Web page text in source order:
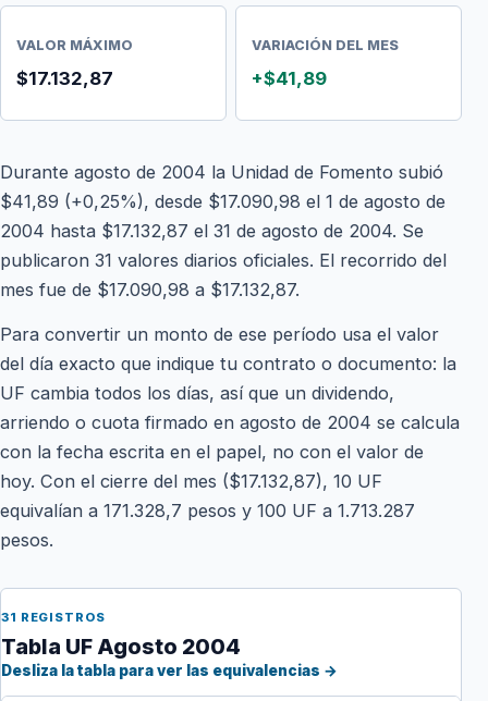
VALOR MÁXIMO
$17.132,87
VARIACIÓN DEL MES
+$41,89
Durante agosto de 2004 la Unidad de Fomento subió
$41,89 (+0,25%), desde $17.090,98 el 1 de agosto de
2004 hasta $17.132,87 el 31 de agosto de 2004. Se
publicaron 31 valores diarios oficiales. El recorrido del
mes fue de $17.090,98 a $17.132,87.
Para convertir un monto de ese período usa el valor
del día exacto que indique tu contrato o documento: la
UF cambia todos los días, así que un dividendo,
arriendo o cuota firmado en agosto de 2004 se calcula
con la fecha escrita en el papel, no con el valor de
hoy. Con el cierre del mes ($17.132,87), 10 UF
equivalían a 171.328,7 pesos y 100 UF a 1.713.287
pesos.
31 REGISTROS
Tabla UF Agosto 2004
Desliza la tabla para ver las equivalencias →